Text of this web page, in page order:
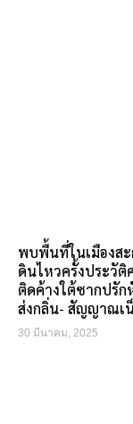
พบพื้นที่ในเมืองส
ดินไหวครั้งประวัติ
ติดค้างใต้ซากปรัก
ส่งกลิ่น- สัญญาณเ
30 มีนาคม, 2025